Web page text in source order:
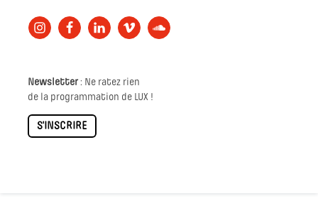
Newsletter: Ne ratez rien
de la programmation de LUX !
S'INSCRIRE